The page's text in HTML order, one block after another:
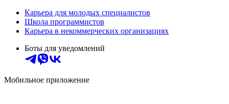
Карьера для молодых специалистов
Школа программистов
Карьера в некоммерческих организациях
Боты для уведомлений
Мобильное приложение